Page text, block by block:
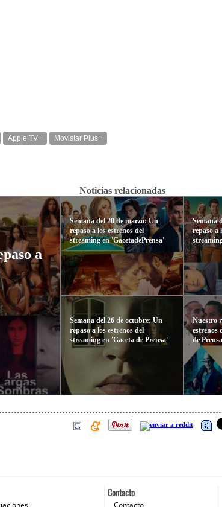
Apple TV+ Movistar Plus+
Noticias relacionadas
a
Semana del 20 de marzo: Un
repaso a los estrenos del
streaming en 'GacetadePrensa'
Semana del 26 de octubre: Un
repaso a los estrenos del
streaming en 'Gaceta de Prensa'
Semana
repaso a
Nuestro
estrenos
de
Contacto
Contacto